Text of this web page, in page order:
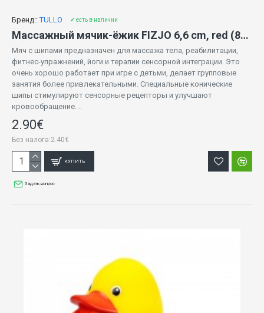
Бренд:: TULLO ✔ есть в наличии
Массажный мячик-ёжик FIZJO 6,6 cm, red (848)
Мяч с шипами предназначен для массажа тела, реабилитации,
фитнес-упражнений, йоги и терапии сенсорной интеграции. Это
очень хорошо работает при игре с детьми, делает групповые
занятия более привлекательными. Специальные конические
шипы стимулируют сенсорные рецепторы и улучшают
кровообращение. ..
2.90€
Без налога:2.40€
КУПИТЬ
Задать вопрос